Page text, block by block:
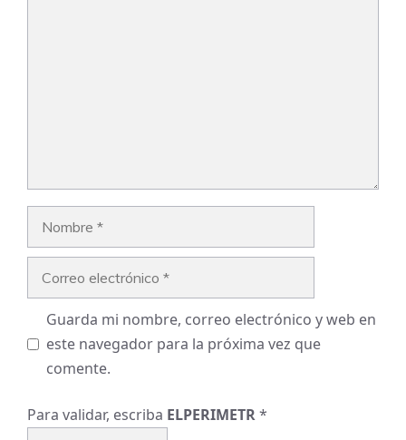
Guarda mi nombre, correo electrónico y web en
este navegador para la próxima vez que
comente.
Para validar, escriba ELPERIMETR*